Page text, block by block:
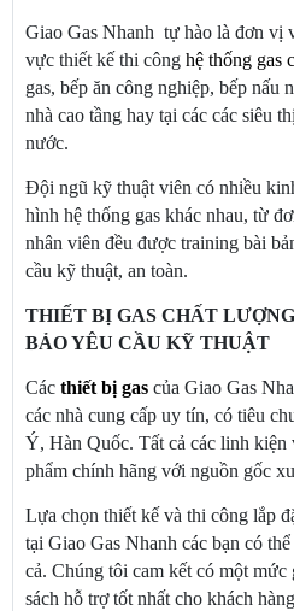
Giao Gas Nhanh tự hào là đơn vị
vực thiết kế thi công hệ thống gas
gas, bếp ăn công nghiệp, bếp nấu
nhà cao tầng hay tại các các siêu
nước.
Đội ngũ kỹ thuật viên có nhiều
hình hệ thống gas khác nhau, từ
nhân viên đều được training bài
cầu kỹ thuật, an toàn.
THIẾT BỊ GAS CHẤT
BẢO YÊU CẦU KỸ THUẬT
Các thiết bị gas của Giao Gas
các nhà cung cấp uy tín, có tiêu
Ý, Hàn Quốc. Tất cả các linh kiện
phẩm chính hãng với nguồn gốc
Lựa chọn thiết kế và thi công lắp
tại Giao Gas Nhanh các bạn có
cả. Chúng tôi cam kết có một
sách hỗ trợ tốt nhất cho khách